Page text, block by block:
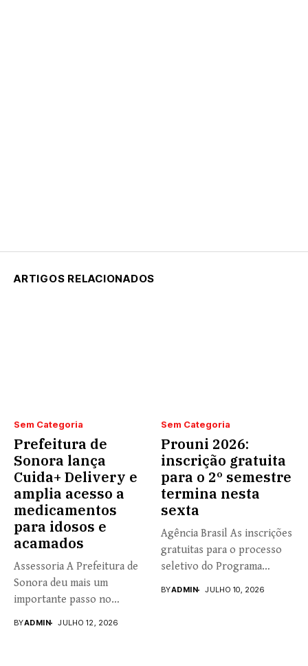
ARTIGOS RELACIONADOS
Sem Categoria
Prefeitura de
Sonora lança
Cuida+ Delivery e
amplia acesso a
medicamentos
para idosos e
acamados
Assessoria A Prefeitura de
Sonora deu mais um
importante passo no
BYADMIN JULHO 12, 2026
Sem Categoria
Prouni 2026:
inscrição gratuita
para o 2º semestre
termina nesta
sexta
Agência Brasil As inscrições
gratuitas para o processo
seletivo do Programa
BYADMIN JULHO 10, 2026